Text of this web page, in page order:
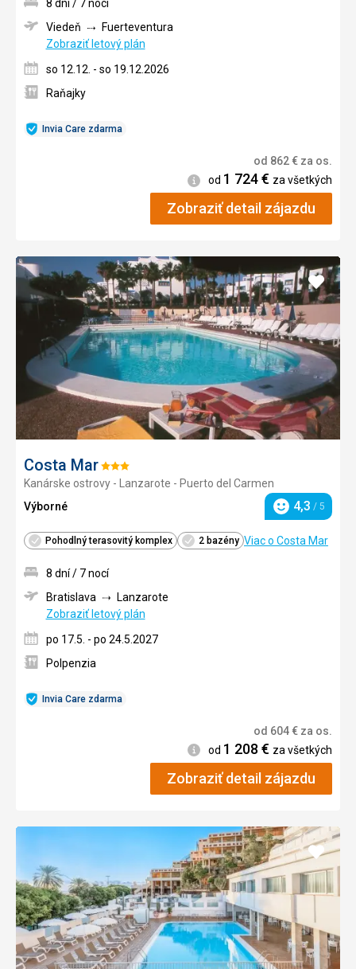
Invia Care zdarma
8 dní / 7 nocí
Viedeň
Fuerteventura
Zobraziť letový plán
so 12.12. - so 19.12.2026
Raňajky
od 862€ za os.
Informácie
od 1 724€ za všetkých
Zobraziť detail zájazdu
Costa MarHodnotenie:
3/5
Kanárske ostrovy - Lanzarote - Puerto del Carmen
Výborné
Hodnotenie
4,3 / 5
Pohodlný terasovitý komplex 2 bazény Viac o Costa Mar
Pridať
do
Invia Care zdarma
8 dní / 7 nocí
Bratislava
Lanzarote
Zobraziť letový plán
po 17.5. - po 24.5.2027
Polpenzia
od 604€ za os.
Informácie
od 1 208 € za všetkých
Zobraziť detail zájazdu
Pridať